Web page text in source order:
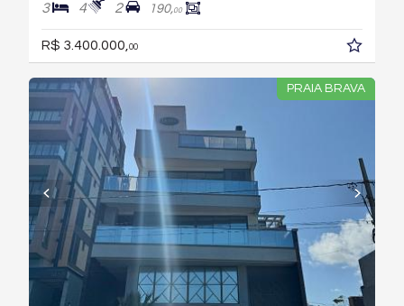
3 4 2 190,00
R$ 3.400.000, 00
PRAIA BRAVA